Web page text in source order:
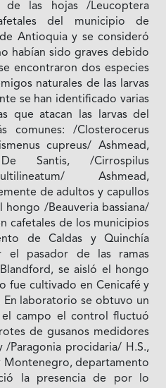
las hojas /Leucoptera
del municipio de
Antioquia y se consideró
habían sido graves debido
encontraron dos especies
naturales de las larvas
se han identificado varias
que atacan las larvas del
comunes: /Closterocerus
cupreus/ Ashmead,
Santis, /Cirrospilus
Ashmead,
de adultos y capullos
/Beauveria bassiana/
cafetales de los municipios
de Caldas y Quinchía
el pasador de las ramas
se aisló el hongo
fue cultivado en Cenicafé y
laboratorio se obtuvo un
campo el control fluctuó
de gusanos medidores
/Paragonia procidaria/ H.S.,
Montenegro, departamento
la presencia de por lo